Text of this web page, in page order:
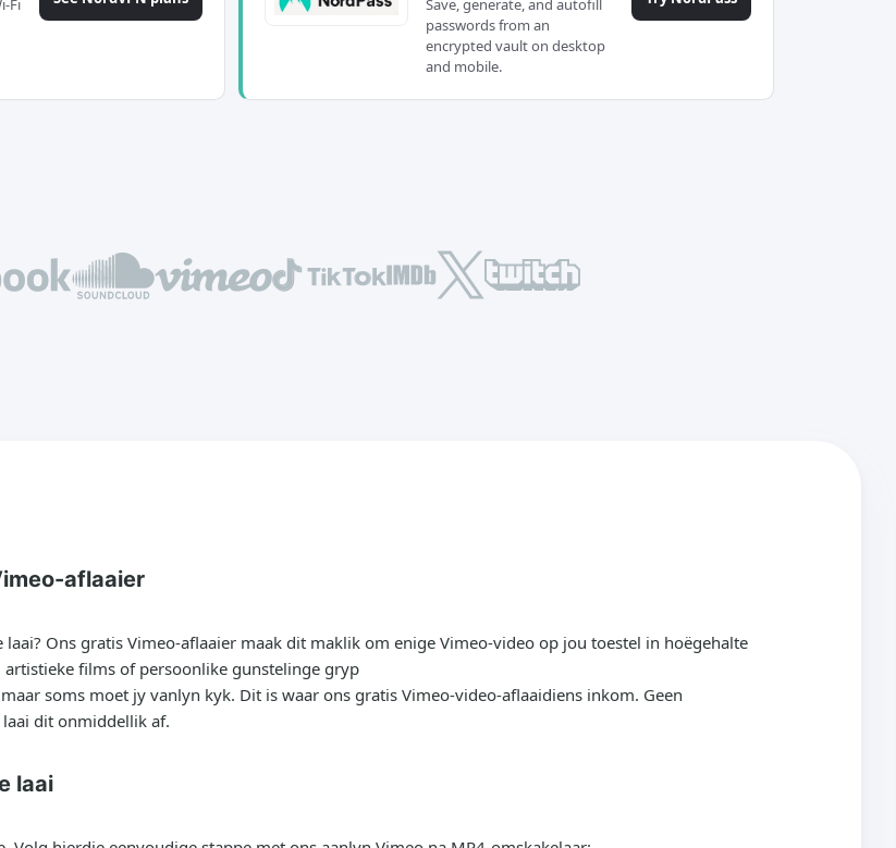
Save, generate, and autofill
passwords from an
encrypted vault on desktop
and mobile.
aflaaier
Ons gratis Vimeo-aflaaier maak dit maklik om enige Vimeo-video op jou toestel in hoëgehalte
films of persoonlike gunstelinge gryp
soms moet jy vanlyn kyk. Dit is waar ons gratis Vimeo-video-aflaaidiens inkom. Geen
laai dit onmiddellik af.
laai